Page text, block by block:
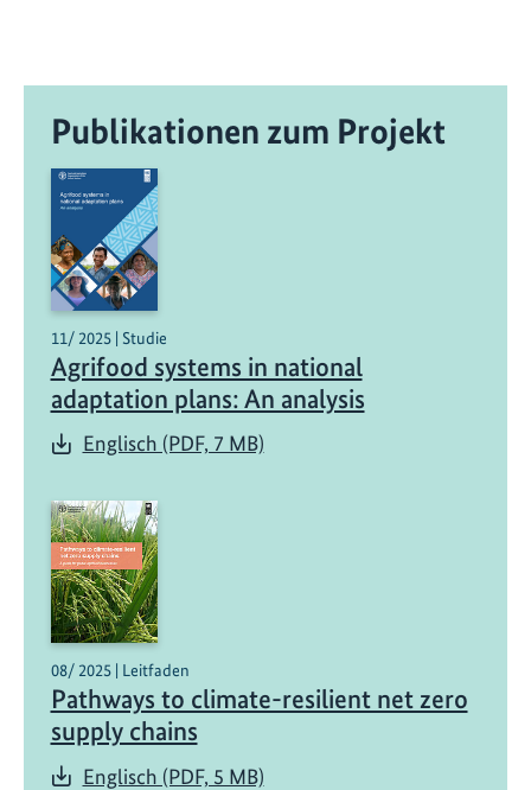
S
o
n
m
R
e
h
i
Publikationen zum Projekt
11/ 2025 | Studie
Agrifood systems in national
adaptation plans: An analysis
Englisch (PDF, 7 MB)
08/ 2025 | Leitfaden
Pathways to climate-resilient net zero
supply chains
Englisch (PDF, 5 MB)